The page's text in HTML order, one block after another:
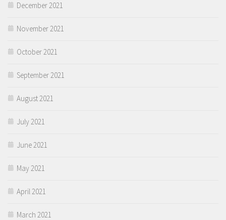
December 2021
November 2021
October 2021
September 2021
August 2021
July 2021
June 2021
May 2021
April 2021
March 2021